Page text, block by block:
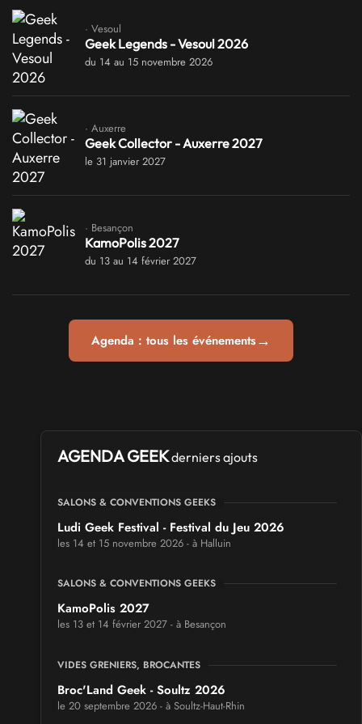
· Vesoul
Geek Legends - Vesoul 2026
du 14 au 15 novembre 2026
· Auxerre
Geek Collector - Auxerre 2027
le 31 janvier 2027
· Besançon
KamoPolis 2027
du 13 au 14 février 2027
Agenda : tous les événements→
AGENDA GEEKderniers ajouts
SALONS & CONVENTIONS GEEKS
Ludi Geek Festival - Festival du Jeu 2026
les 14 et 15 novembre 2026 - à Halluin
SALONS & CONVENTIONS GEEKS
KamoPolis 2027
les 13 et 14 février 2027 - à Besançon
VIDES GRENIERS, BROCANTES
Broc'Land Geek - Soultz 2026
le 20 septembre 2026 - à Soultz-Haut-Rhin